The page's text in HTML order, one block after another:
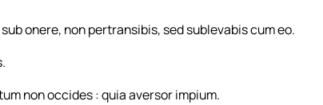
onere, non pertransibis, sed sublevabis cum eo.
non occides : quia aversor impium.